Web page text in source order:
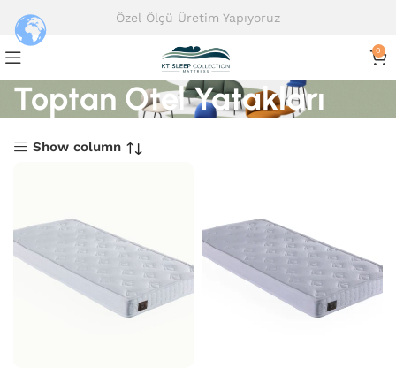
Özel Ölçü Üretim Yapıyoruz
0
Toptan Otel Yatakları
Show column